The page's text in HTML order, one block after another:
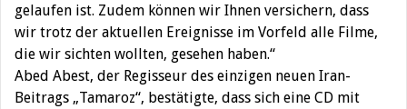
gelaufen ist. Zudem können wir Ihnen versichern, dass
wir trotz der aktuellen Ereignisse im Vorfeld alle Filme,
die wir sichten wollten, gesehen haben.“
Abed Abest, der Regisseur des einzigen neuen Iran-
Beitrags „Tamaroz“, bestätigte, dass sich eine CD mit